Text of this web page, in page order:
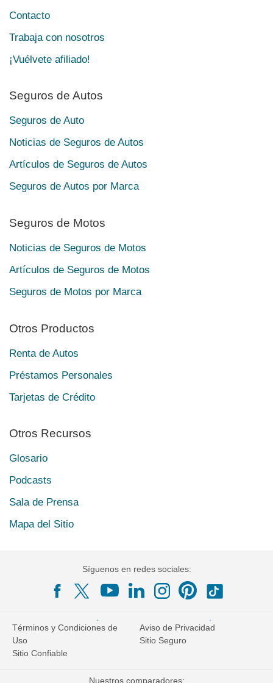
Contacto
Trabaja con nosotros
¡Vuélvete afiliado!
Seguros de Autos
Seguros de Auto
Noticias de Seguros de Autos
Artículos de Seguros de Autos
Seguros de Autos por Marca
Seguros de Motos
Noticias de Seguros de Motos
Artículos de Seguros de Motos
Seguros de Motos por Marca
Otros Productos
Renta de Autos
Préstamos Personales
Tarjetas de Crédito
Otros Recursos
Glosario
Podcasts
Sala de Prensa
Mapa del Sitio
Síguenos en redes sociales:
Términos y Condiciones de
Uso
Aviso de Privacidad
Sitio Seguro
Sitio Confiable
Nuestros comparadores: